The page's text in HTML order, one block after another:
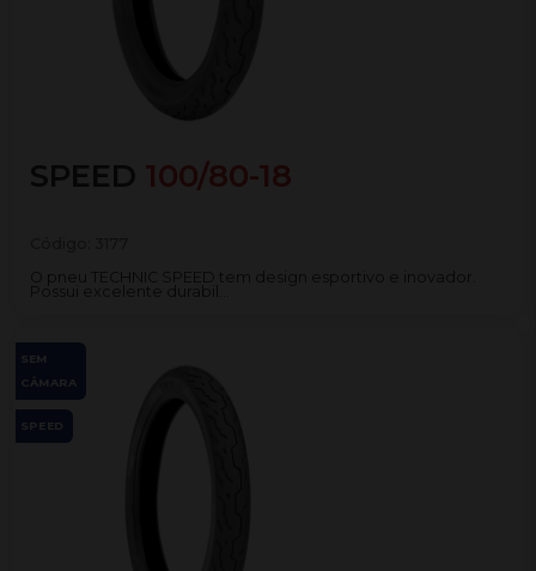
SPEED 100/80-18
O pneu TECHNIC SPEED tem design esportivo e inovador.
Possui excelente durabil...
SEM
CÂMARA
SPEED